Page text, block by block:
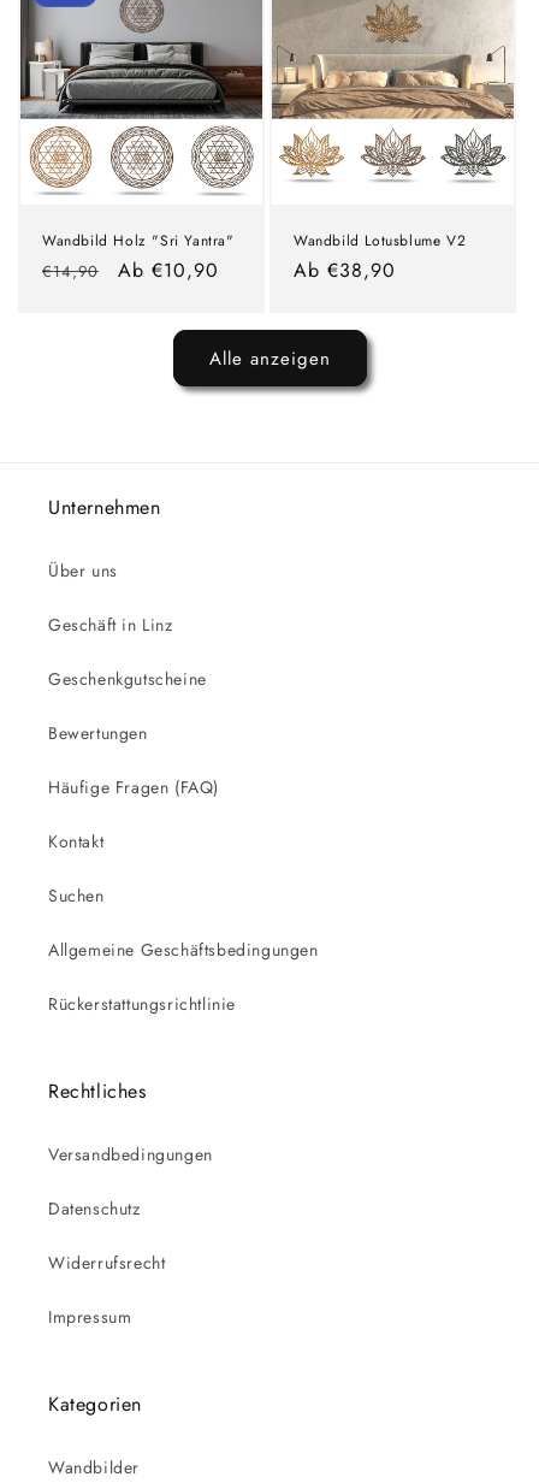
Wandbild Holz "Sri Yantra"
Normaler
€14,90 Verkaufspreis
Ab €10,90
Wandbild Lotusblume V2
Normaler
Ab €38,90
Alle anzeigen
Unternehmen
Über uns
Geschäft in Linz
Geschenkgutscheine
Bewertungen
Häufige Fragen (FAQ)
Kontakt
Suchen
Allgemeine Geschäftsbedingungen
Rückerstattungsrichtlinie
Rechtliches
Versandbedingungen
Datenschutz
Widerrufsrecht
Impressum
Kategorien
Wandbilder